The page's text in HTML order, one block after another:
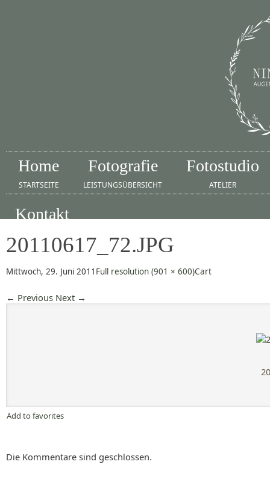
Home
STARTSEITE
Fotografie
LEISTUNGSÜBERSICHT
Fotostudio
ATELIER
Kontakt
20110617_72.JPG
Mittwoch, 29. Juni 2011 Full resolution (901 × 600)Cart
← Previous Next →
Add to favorites
Die Kommentare sind geschlossen.